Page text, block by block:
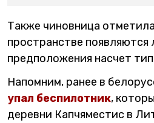
Также чиновница
пространстве появляются
предположения насчет
Напомним, ранее в
упал беспилотник,
деревни Капчяместис в